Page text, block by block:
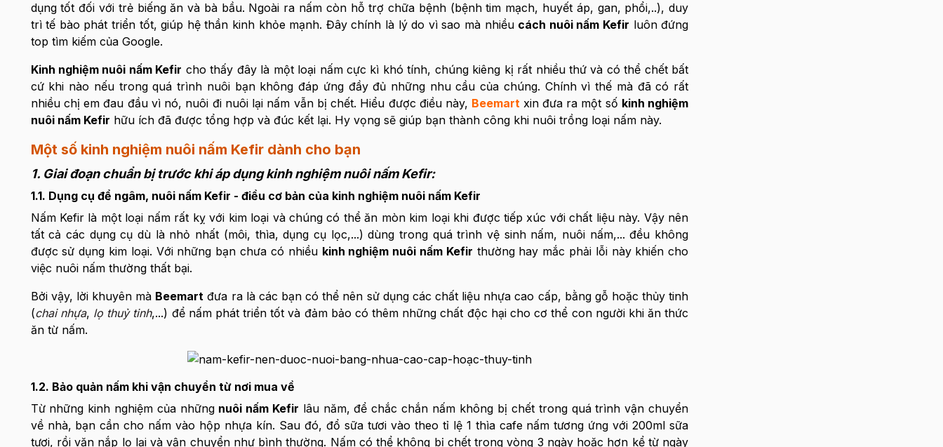
dụng tốt đối với trẻ biếng ăn và bà bầu. Ngoài ra nấm còn hỗ trợ chữa bệnh (bệnh tim mạch, huyết áp, gan, phổi,..), duy
trì tế bào phát triển tốt, giúp hệ thần kinh khỏe mạnh. Đây chính là lý do vì sao mà nhiều cách nuôi nấm Kefir luôn đứng
top tìm kiếm của Google.
Kinh nghiệm nuôi nấm Kefir cho thấy đây là một loại nấm cực kì khó tính, chúng kiêng kị rất nhiều thứ và có thể chết bất
cứ khi nào nếu trong quá trình nuôi bạn không đáp ứng đầy đủ những nhu cầu của chúng. Chính vì thế mà đã có rất
nhiều chị em đau đầu vì nó, nuôi đi nuôi lại nấm vẫn bị chết. Hiểu được điều này, Beemart xin đưa ra một số kinh nghiệm
nuôi nấm Kefir hữu ích đã được tổng hợp và đúc kết lại. Hy vọng sẽ giúp bạn thành công khi nuôi trồng loại nấm này.
Một số kinh nghiệm nuôi nấm Kefir dành cho bạn
1. Giai đoạn chuẩn bị trước khi áp dụng kinh nghiệm nuôi nấm Kefir:
1.1. Dụng cụ để ngâm, nuôi nấm Kefir - điều cơ bản của kinh nghiệm nuôi nấm Kefir
Nấm Kefir là một loại nấm rất kỵ với kim loại và chúng có thể ăn mòn kim loại khi được tiếp xúc với chất liệu này. Vậy nên
tất cả các dụng cụ dù là nhỏ nhất (môi, thìa, dụng cụ lọc,...) dùng trong quá trình vệ sinh nấm, nuôi nấm,... đều không
được sử dụng kim loại. Với những bạn chưa có nhiều kinh nghiệm nuôi nấm Kefir thường hay mắc phải lỗi này khiến cho
việc nuôi nấm thường thất bại.
Bởi vậy, lời khuyên mà Beemart đưa ra là các bạn có thể nên sử dụng các chất liệu nhựa cao cấp, bằng gỗ hoặc thủy tinh
(chai nhựa, lọ thuỷ tinh,...) để nấm phát triển tốt và đảm bảo có thêm những chất độc hại cho cơ thể con người khi ăn thức
ăn từ nấm.
1.2. Bảo quản nấm khi vận chuyển từ nơi mua về
Từ những kinh nghiệm của những nuôi nấm Kefir lâu năm, để chắc chắn nấm không bị chết trong quá trình vận chuyển
về nhà, bạn cần cho nấm vào hộp nhựa kín. Sau đó, đổ sữa tươi vào theo tỉ lệ 1 thìa cafe nấm tương ứng với 200ml sữa
tươi, rồi vặn nắp lọ lại và vận chuyển như bình thường. Nấm có thể không bị chết trong vòng 3 ngày hoặc hơn kể từ ngày